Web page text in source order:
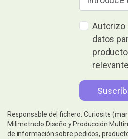
Autorizo
datos
Responsable del fichero: Curiosite
Milimetrado Diseño y Producción
de información sobre pedidos,